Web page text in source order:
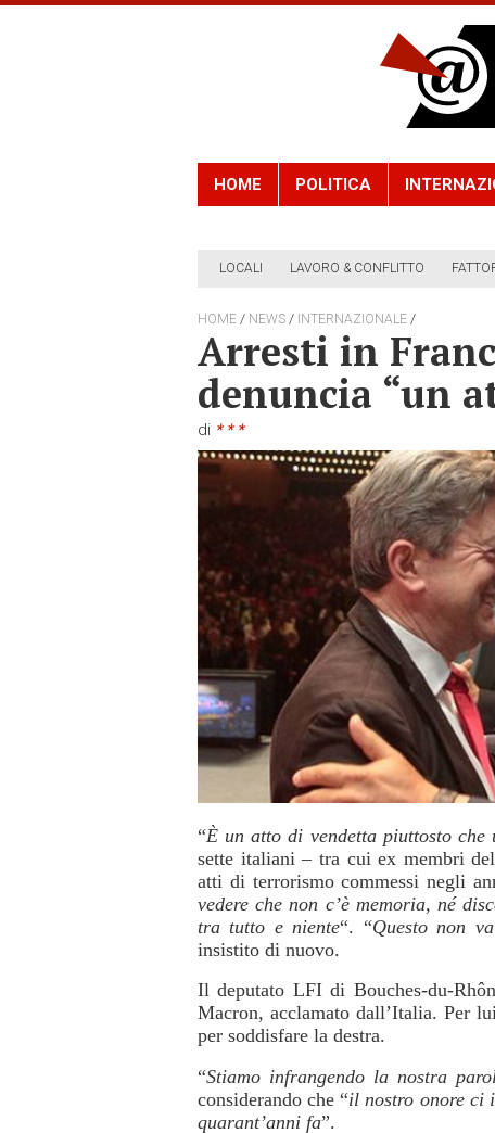
HOME POLITICA
LOCALI LAVORO & CONFLITTO
HOME / NEWS / INTERNAZIONALE /
Arresti in
denuncia “un
di * * *
“È un atto di vendetta piuttosto
sette italiani – tra cui ex membri
atti di terrorismo commessi negli
vedere che non c’è memoria, né
tra tutto e niente“. “Questo non
insistito di nuovo.
Il deputato LFI di Bouches-du-
Macron, acclamato dall’Italia. Per
per soddisfare la destra.
“Stiamo infrangendo la nostra
considerando che “il nostro onore ci
quarant’anni fa”.